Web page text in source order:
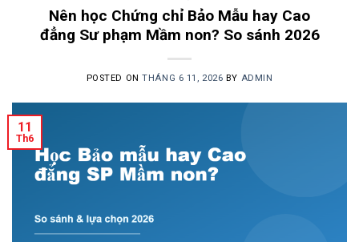
Nên học Chứng chỉ Bảo Mẫu hay Cao
đẳng Sư phạm Mầm non? So sánh 2026
POSTED ONTHÁNG 6 11, 2026 BY ADMIN
11
Th6